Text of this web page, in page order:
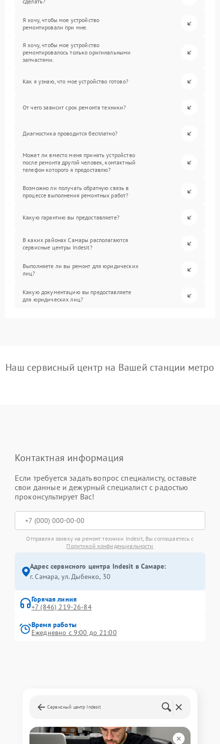
Я хочу, чтобы мое устройство
ремонтировали при мне.
Я хочу, чтобы мое устройство
ремонтировалось только оригинальными
запчастями.
Как я узнаю, что мое устройство готово?
От чего зависит срок ремонта техники?
Диагностика проводится бесплатно?
Может ли вместо меня принять устройство
после ремонта другой человек, контактный
телефон которого я предоставлю?
Возможно ли получать обратную связь в
процессе выполнения ремонтных работ?
Какую гарантию вы предоставляете?
В каких районах Самары располагаются
сервисные центры Indesit?
Выполняете ли вы ремонт для юридических
лиц?
Какую документацию вы предоставляете
для юридических лиц?
Наш сервисный центр на Вашей станции метро
Контактная информация
Если требуется задать вопрос специалисту, оставьте
свои данные и дежурный специалист с радостью
проконсультирует Вас!
Отправляя заявку на ремонт техники Indesit, Вы соглашаетесь с
Политикой конфиденциальности
Адрес сервисного центра Indesit в Самаре:
г. Самара, ул. Дыбенко, 30
Горячая линия
+7 (846) 219-26-84
Время работы
Ежедневно с 9:00 до 21:00
Сервисный центр Indesit